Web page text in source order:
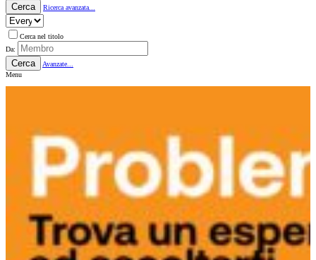
Cerca Ricerca avanzata...
Cerca nel titolo
Da:
Cerca
Avanzate...
Menu